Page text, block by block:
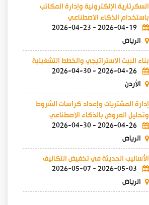
السكرتارية الإلكترونية وإدارة المكاتب
باستخدام الذكاء الاصطناعي
2026-04-19
-
2026-04-23
الرياض
بناء البيت الاستراتيجي والخطط التشغيلية
2026-04-26
-
2026-04-30
الأردن
إدارة المشتريات وإعداد كراسات الشروط
وتحليل العروض بالذكاء الاصطناعي
2026-04-26
-
2026-04-30
الرياض
الأساليب الحديثة في تخفيض التكاليف
2026-05-03
-
2026-05-07
الرياض